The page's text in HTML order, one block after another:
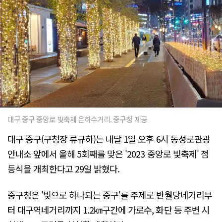
대구 중구 중앙로 빛축제 은하수거리. 중구청 제공
대구 중구(구청장 류규하)는 내달 1일 오후 6시 동성로관광
안내소 앞에서 올해 5회째를 맞은 '2023 중앙로 빛축제' 점
등식을 개최한다고 29일 밝혔다.
중구청은 '빛으로 하나되는 중구'를 주제로 반월당네거리부
터 대구역네거리까지 1.2㎞구간에 가로수, 화단 등 주변 시